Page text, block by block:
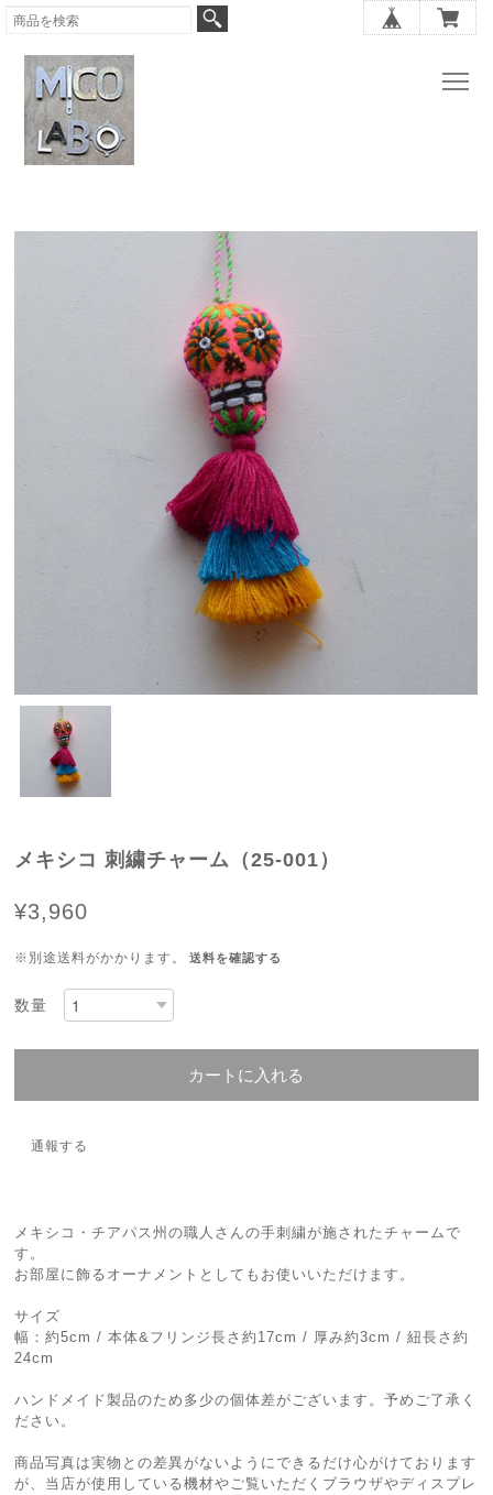
メキシコ 刺繍チャーム（25-001）
¥3,960
※別途送料がかかります。 送料を確認する
数量
カートに入れる
通報する
メキシコ・チアパス州の職人さんの手刺繍が施されたチャームで
す。
お部屋に飾るオーナメントとしてもお使いいただけます。
サイズ
幅：約5cm / 本体&フリンジ長さ約17cm / 厚み約3cm / 紐長さ約
24cm
ハンドメイド製品のため多少の個体差がございます。予めご了承く
ださい。
商品写真は実物との差異がないようにできるだけ心がけております
が、当店が使用している機材やご覧いただくブラウザやディスプレ